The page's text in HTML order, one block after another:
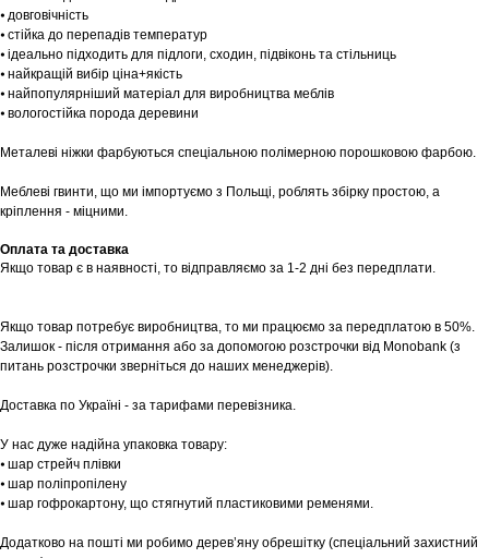
⦁ довговічність
⦁ стійка до перепадів температур
⦁ ідеально підходить для підлоги, сходин, підвіконь та стільниць
⦁ найкращій вибір ціна+якість
⦁ найпопулярніший матеріал для виробництва меблів
⦁ вологостійка порода деревини
Металеві ніжки фарбуються спеціальною полімерною порошковою фарбою.
Меблеві гвинти, що ми імпортуємо з Польщі, роблять збірку простою, а
кріплення - міцними.
Оплата та доставка
Якщо товар є в наявності, то відправляємо за 1-2 дні без передплати.
Якщо товар потребує виробництва, то ми працюємо за передплатою в 50%.
Залишок - після отримання або за допомогою розстрочки від Monobank (з
питань розстрочки зверніться до наших менеджерів).
Доставка по Україні - за тарифами перевізника.
У нас дуже надійна упаковка товару:
⦁ шар стрейч плівки
⦁ шар поліпропілену
⦁ шар гофрокартону, що стягнутий пластиковими ременями.
Додатково на пошті ми робимо дерев’яну обрешітку (спеціальний захистний
Шоурум
Tekstura
Заплануйте візит у простір створений
Записатися